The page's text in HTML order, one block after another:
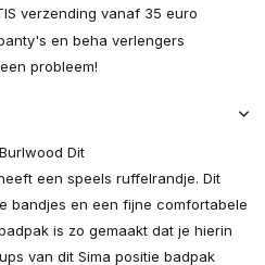
verzending vanaf 35 euro
en beha verlengers
probleem!
Dit
een speels ruffelrandje. Dit
bandjes en een fijne comfortabele
is zo gemaakt dat je hierin
van dit Sima positie badpak